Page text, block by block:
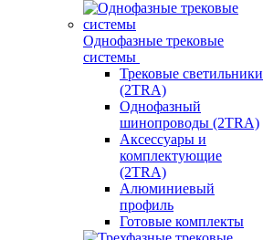
Однофазные трековые
системы
Трековые светильники
(2TRA)
Однофазный
шинопроводы (2TRA)
Аксессуары и
комплектующие
(2TRA)
Алюминиевый
профиль
Готовые комплекты